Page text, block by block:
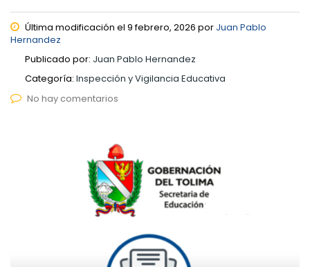
Última modificación el 9 febrero, 2026 por Juan Pablo
Hernandez
Publicado por: Juan Pablo Hernandez
Categoría: Inspección y Vigilancia Educativa
No hay comentarios